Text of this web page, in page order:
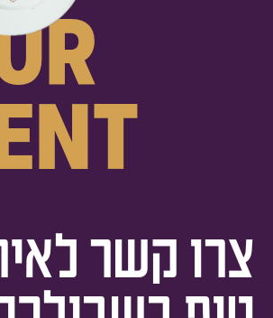
צרו קשר